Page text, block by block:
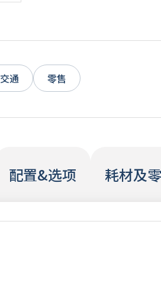
交通 零售
配置&选项 耗材及